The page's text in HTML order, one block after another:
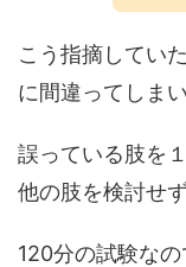
こう指摘してい
に間違ってしま
誤っている肢を
他の肢を検討せ
120分の試験な